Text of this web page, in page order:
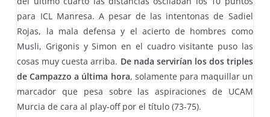
para ICL Manresa. A pesar de las intentonas de Sadiel
Rojas, la mala defensa y el acierto de hombres como
Musli, Grigonis y Simon en el cuadro visitante puso las
cosas muy cuesta arriba. De nada servirían los dos triples
de Campazzo a última hora, solamente para maquillar un
marcador que pesa sobre las aspiraciones de UCAM
Murcia de cara al play-off por el título (73-75).